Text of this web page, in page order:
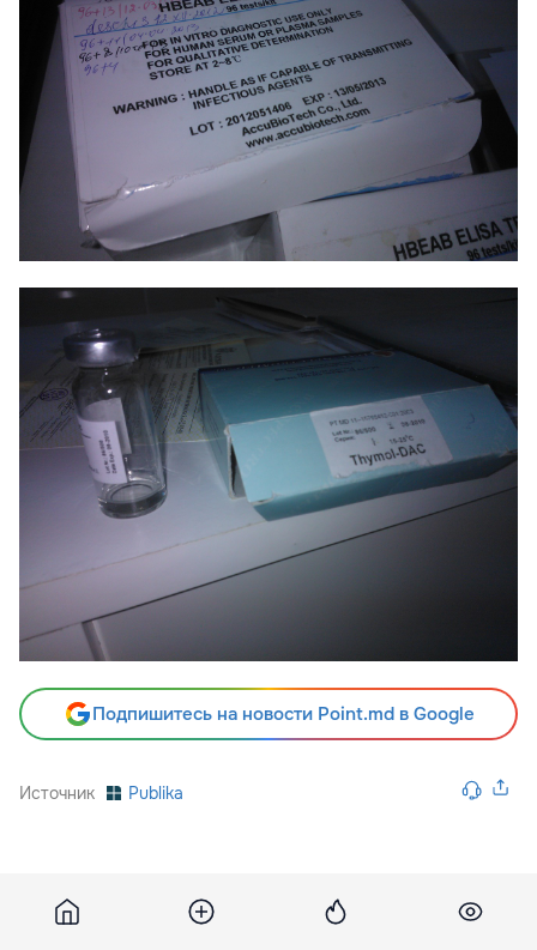
Подпишитесь на новости Point.md в Google
Источник Publika